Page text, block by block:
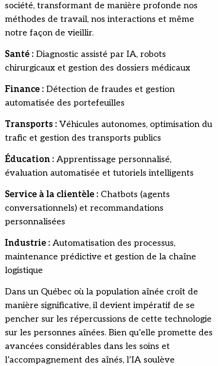
société, transformant de manière profonde nos
méthodes de travail, nos interactions et même
notre façon de vieillir.
Santé : Diagnostic assisté par IA, robots
chirurgicaux et gestion des dossiers médicaux
Finance : Détection de fraudes et gestion
automatisée des portefeuilles
Transports : Véhicules autonomes, optimisation du
trafic et gestion des transports publics
Éducation : Apprentissage personnalisé,
évaluation automatisée et tutoriels intelligents
Service à la clientèle : Chatbots (agents
conversationnels) et recommandations
personnalisées
Industrie : Automatisation des processus,
maintenance prédictive et gestion de la chaîne
logistique
Dans un Québec où la population aînée croît de
manière significative, il devient impératif de se
pencher sur les répercussions de cette technologie
sur les personnes aînées. Bien qu’elle promette des
avancées considérables dans les soins et
l’accompagnement des aînés, l’IA soulève